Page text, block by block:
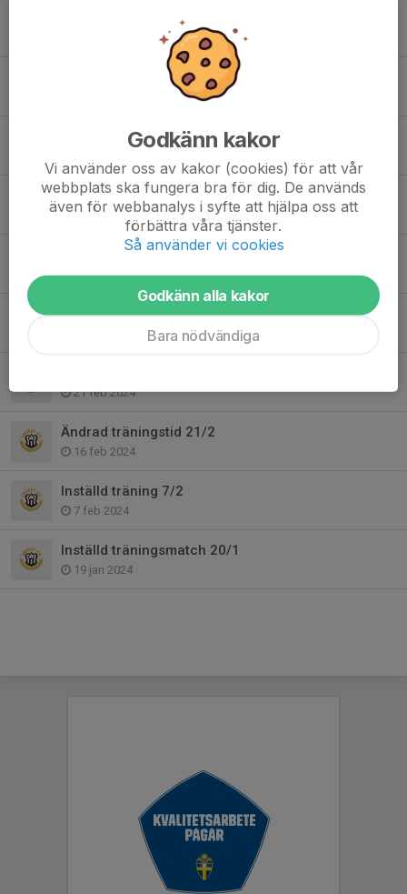
Inställd träning 18/4
Match Kvarnsveden
14 apr 2024
Sponsrade matchkläder
29 mar 2024
Spelar- och supportertröjor
21 feb 2024
Ändrad träningstid 21/2
16 feb 2024
Inställd träning 7/2
7 feb 2024
Inställd träningsmatch 20/1
19 jan 2024
Godkänn kakor
Vi använder oss av kakor (cookies) för att vår
webbplats ska fungera bra för dig. De används
även för webbanalys i syfte att hjälpa oss att
förbättra våra tjänster.
Så använder vi cookies
Godkänn alla kakor
Bara nödvändiga